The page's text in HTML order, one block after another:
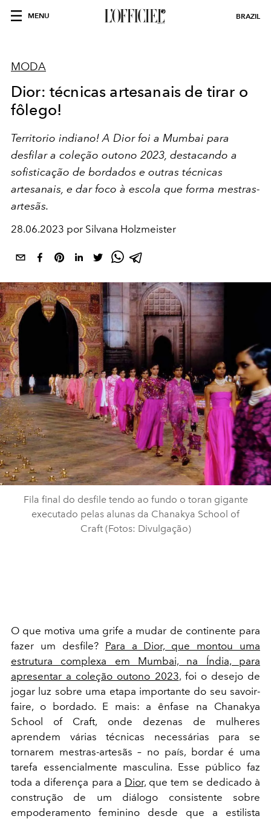
MENU BRAZIL
MODA
Dior: técnicas artesanais de tirar o
fôlego!
Territorio indiano! A Dior foi a Mumbai para
desfilar a coleção outono 2023, destacando a
sofisticação de bordados e outras técnicas
artesanais, e dar foco à escola que forma mestras-
artesãs.
28.06.2023 por Silvana Holzmeister
Fila final do desfile tendo ao fundo o toran gigante
executado pelas alunas da Chanakya School of
Craft (Fotos: Divulgação)
O que motiva uma grife a mudar de continente para
fazer um desfile? Para a Dior, que montou uma
estrutura complexa em Mumbai, na Índia, para
apresentar a coleção outono 2023, foi o desejo de
jogar luz sobre uma etapa importante do seu savoir-
faire, o bordado. E mais: a ênfase na Chanakya
School of Craft, onde dezenas de mulheres
aprendem várias técnicas necessárias para se
tornarem mestras-artesãs – no país, bordar é uma
tarefa essencialmente masculina. Esse público faz
toda a diferença para a Dior, que tem se dedicado à
construção de um diálogo consistente sobre
empoderamento feminino desde que a estilista